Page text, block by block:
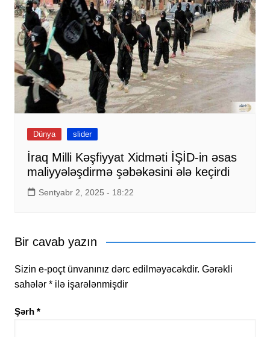
Dünya slider
İraq Milli Kəşfiyyat Xidməti İŞİD-in əsas
maliyyələşdirmə şəbəkəsini ələ keçirdi
Sentyabr 2, 2025 - 18:22
Bir cavab yazın
Sizin e-poçt ünvanınız dərc edilməyəcəkdir. Gərəkli
sahələr *ilə işarələnmişdir
Şərh *